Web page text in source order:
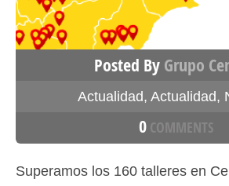
Posted By Grupo
Actualidad, Actualidad,
0COMMENTS
Superamos los 160 talleres en